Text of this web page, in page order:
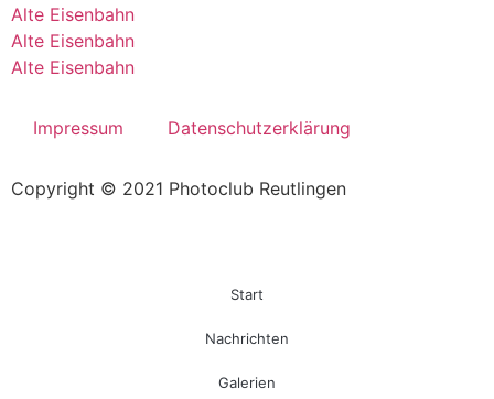
Alte Eisenbahn
Alte Eisenbahn
Alte Eisenbahn
Impressum Datenschutzerklärung
Copyright © 2021 Photoclub Reutlingen
Start
Nachrichten
Galerien